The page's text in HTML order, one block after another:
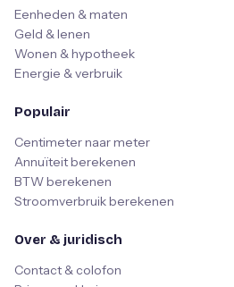
Eenheden & maten
Geld & lenen
Wonen & hypotheek
Energie & verbruik
Populair
Centimeter naar meter
Annuïteit berekenen
BTW berekenen
Stroomverbruik berekenen
Over & juridisch
Contact & colofon